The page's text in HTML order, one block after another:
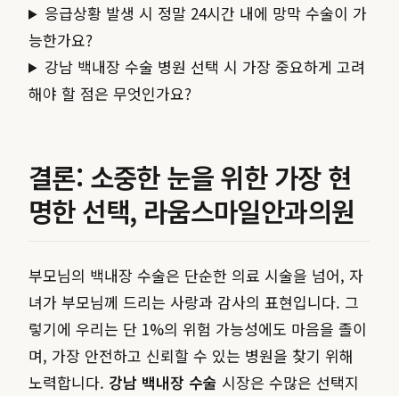
응급상황 발생 시 정말 24시간 내에 망막 수술이 가
능한가요?
강남 백내장 수술 병원 선택 시 가장 중요하게 고려
해야 할 점은 무엇인가요?
결론: 소중한 눈을 위한 가장 현
명한 선택, 라움스마일안과의원
부모님의 백내장 수술은 단순한 의료 시술을 넘어, 자
녀가 부모님께 드리는 사랑과 감사의 표현입니다. 그
렇기에 우리는 단 1%의 위험 가능성에도 마음을 졸이
며, 가장 안전하고 신뢰할 수 있는 병원을 찾기 위해
노력합니다. 강남 백내장 수술 시장은 수많은 선택지